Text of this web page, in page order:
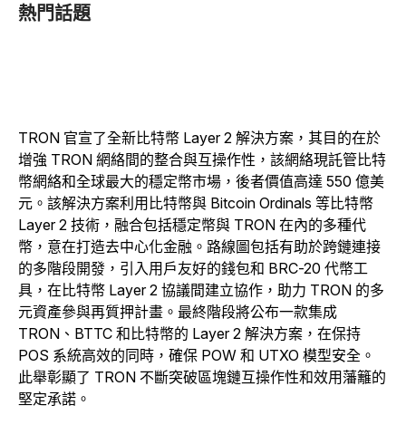
熱門話題
TRON 官宣了全新比特幣 Layer 2 解決方案，其目的在於
增強 TRON 網絡間的整合與互操作性，該網絡現託管比特
幣網絡和全球最大的穩定幣市場，後者價值高達 550 億美
元。該解決方案利用比特幣與 Bitcoin Ordinals 等比特幣
Layer 2 技術，融合包括穩定幣與 TRON 在內的多種代
幣，意在打造去中心化金融。路線圖包括有助於跨鏈連接
的多階段開發，引入用戶友好的錢包和 BRC-20 代幣工
具，在比特幣 Layer 2 協議間建立協作，助力 TRON 的多
元資產參與再質押計畫。最終階段將公布一款集成
TRON、BTTC 和比特幣的 Layer 2 解決方案，在保持
POS 系統高效的同時，確保 POW 和 UTXO 模型安全。
此舉彰顯了 TRON 不斷突破區塊鏈互操作性和效用藩籬的
堅定承諾。